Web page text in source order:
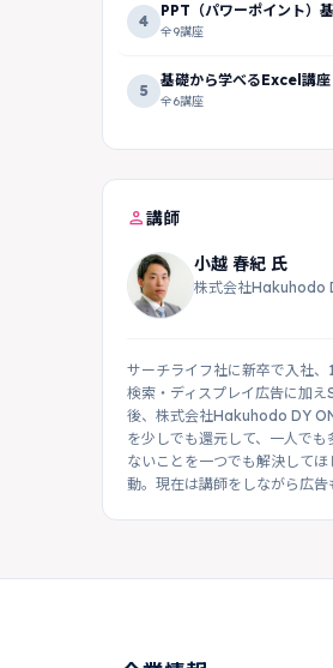
4
PPT（パワーポイント）
全9講座
5
基礎から学べるExcel講
全6講座
person講師
小越 春紀 氏
株式会社Hakuhodo
サーチライフ社に新卒で入社、
検索・ディスプレイ広告に加
後、株式会社Hakuhodo DY
を少しでも還元して、一人で
ないことを一つでも解決して
動。現在は講師をしながら広告